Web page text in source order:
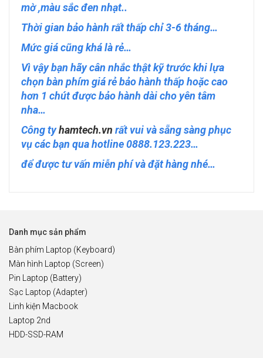
mờ ,màu sắc đen nhạt..
Thời gian bảo hành rất thấp chỉ 3-6 tháng…
Mức giá cũng khá là rẻ…
Vì vậy bạn hãy cân nhắc thật kỹ trước khi lựa
chọn bàn phím giá rẻ bảo hành thấp hoặc cao
hơn 1 chút được bảo hành dài cho yên tâm
nha…
Công tyhamtech.vn rất vui và sẵng sàng phục
vụ các bạn qua hotline 0888.123.223…
để được tư vấn miễn phí và đặt hàng nhé…
Danh mục sản phẩm
Bàn phím Laptop (Keyboard)
Màn hình Laptop (Screen)
Pin Laptop (Battery)
Sạc Laptop (Adapter)
Linh kiện Macbook
Laptop 2nd
HDD-SSD-RAM